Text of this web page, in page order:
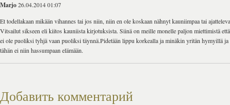
Marjo26.04.2014 01:07
Et todellakaan mikään vihannes tai jos niin, niin en ole koskaan nähnyt kauniimpaa tai
Vitsailut sikseen eli kiitos kauniista kirjotuksista. Siinä on meille monelle paljon miettimistä
ei ole puoliksi tyhjä vaan puoliksi täynnä.Pidetään lippu korkealla ja minäkin yritän hymyillä
tähän ei niin hassumpaan elämään.
Добавить комментарий